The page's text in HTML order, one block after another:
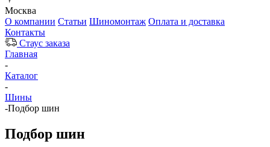
Москва
О компании Статьи Шиномонтаж Оплата и доставка
Контакты
Стаус заказа
Главная
-
Каталог
-
Шины
-Подбор шин
Подбор шин